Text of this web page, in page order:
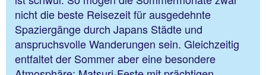
nicht die beste Reisezeit für ausgedehnte
Spaziergänge durch Japans Städte und
anspruchsvolle Wanderungen sein. Gleichzeitig
entfaltet der Sommer aber eine besondere